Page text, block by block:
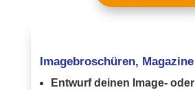
Imagebroschüren, Magazine
Entwurf deinen Image- oder